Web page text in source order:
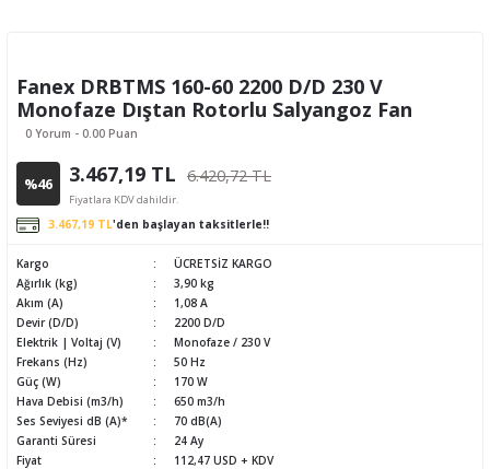
Fanex DRBTMS 160-60 2200 D/D 230 V
Monofaze Dıştan Rotorlu Salyangoz Fan
0 Yorum - 0.00 Puan
%46 3.467,19 TL 6.420,72 TL
Fiyatlara KDV dahildir.
3.467,19 TL'den başlayan taksitlerle!!
Kargo
ÜCRETSİZ KARGO
Ağırlık (kg)
3,90 kg
Akım (A)
1,08 A
Devir (D/D)
2200 D/D
Elektrik | Voltaj (V)
Monofaze / 230 V
Frekans (Hz)
50 Hz
Güç (W)
170 W
Hava Debisi (m3/h)
650 m3/h
Ses Seviyesi dB (A)*
70 dB(A)
Garanti Süresi
24 Ay
Fiyat
112,47 USD + KDV